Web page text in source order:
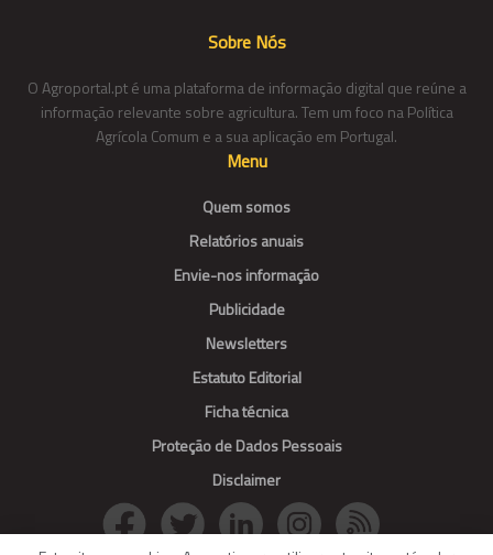
Sobre Nós
O Agroportal.pt é uma plataforma de informação digital que reúne a
informação relevante sobre agricultura. Tem um foco na Política
Agrícola Comum e a sua aplicação em Portugal.
Menu
Quem somos
Relatórios anuais
Envie-nos informação
Publicidade
Newsletters
Estatuto Editorial
Ficha técnica
Proteção de Dados Pessoais
Disclaimer